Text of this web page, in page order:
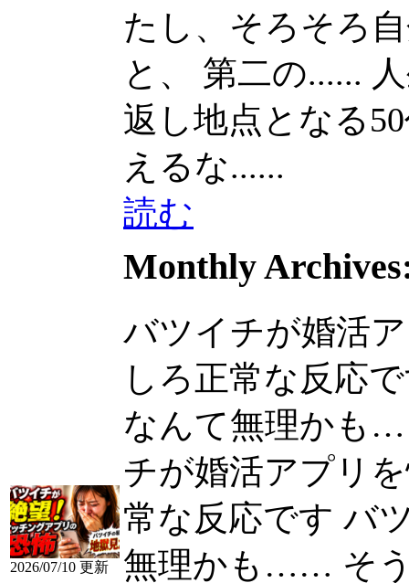
たし、そろそろ
と、 第二の......
返し地点となる
えるな......
読む
2026/07/10 更新
Monthly
バツイチが婚活
しろ正常な反応
なんて無理かも
チが婚活アプリ
常な反応です バ
無理かも…… そう